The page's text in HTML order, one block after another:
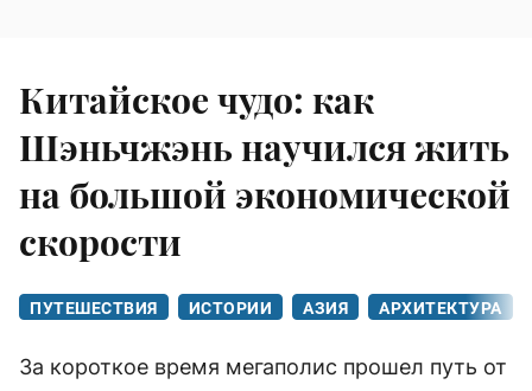
Китайское чудо: как
Шэньчжэнь научился жить
на большой экономической
скорости
ПУТЕШЕСТВИЯ ИСТОРИИ АЗИЯ АРХИТЕКТУРА
За короткое время мегаполис прошел путь от